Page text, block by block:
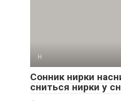
Н
Сонник нирки
сниться нирки у